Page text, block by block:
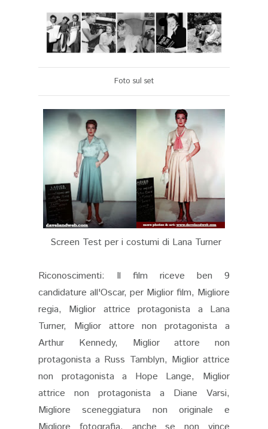
Foto sul set
Screen Test per i costumi di Lana Turner
Riconoscimenti: Il film riceve ben 9
candidature all'Oscar, per Miglior film, Migliore
regia, Miglior attrice protagonista a Lana
Turner, Miglior attore non protagonista a
Arthur Kennedy, Miglior attore non
protagonista a Russ Tamblyn, Miglior attrice
non protagonista a Hope Lange, Miglior
attrice non protagonista a Diane Varsi,
Migliore sceneggiatura non originale e